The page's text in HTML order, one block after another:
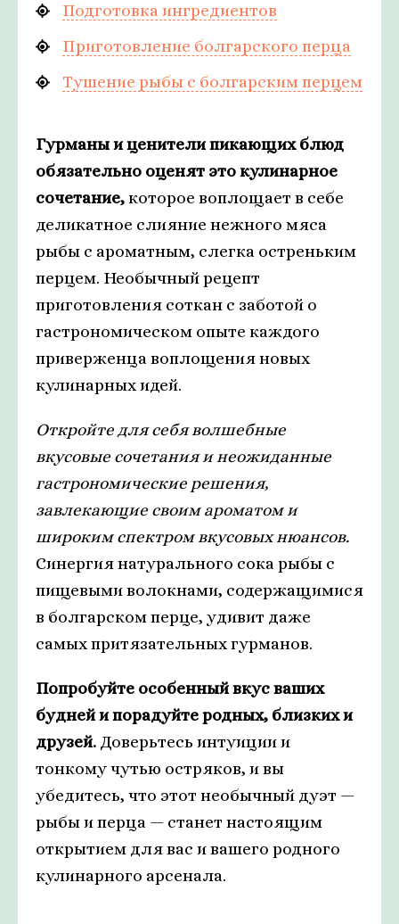
Подготовка ингредиентов
Приготовление болгарского перца
Тушение рыбы с болгарским перцем
Гурманы и ценители пикающих блюд
обязательно оценят это кулинарное
сочетание,которое воплощает в себе
деликатное слияние нежного мяса
рыбы с ароматным, слегка остреньким
перцем. Необычный рецепт
приготовления соткан с заботой о
гастрономическом опыте каждого
приверженца воплощения новых
кулинарных идей.
Откройте для себя волшебные
вкусовые сочетания и неожиданные
гастрономические решения,
завлекающие своим ароматом и
широким спектром вкусовых нюансов.
Синергия натурального сока рыбы с
пищевыми волокнами, содержащимися
в болгарском перце, удивит даже
самых притязательных гурманов.
Попробуйте особенный вкус ваших
будней и порадуйте родных, близких и
друзей. Доверьтесь интуиции и
тонкому чутью остряков, и вы
убедитесь, что этот необычный дуэт —
рыбы и перца — станет настоящим
открытием для вас и вашего родного
кулинарного арсенала.